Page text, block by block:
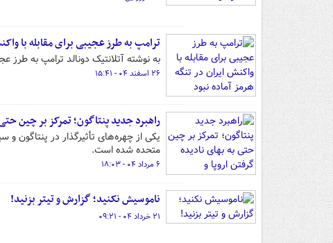
ترامپ به‌ طرز عجیبی برای مقابله با
به نوشته آتلانتیک دونالد ترامپ به‌ طرز
۲۶ اسفند ۰۴ - ۱۵:۴۱
راهبرد جدید پنتاگون؛ تمرکز بر چین
یکی از چهره‌های تأثیرگذار در پنتاگون
متحده شده است.
۶ مرداد ۰۴ - ۱۸:۰۳
ناموسیش نکنید؛ گزارش و تیتر بزنید!
۲۱ خرداد ۰۴ - ۰۹:۲۱